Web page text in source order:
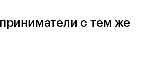
с тем же